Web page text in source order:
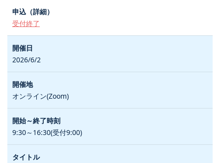
受付終了
2026/6/2
オンライン(Zoom)
9:30～16:30(受付9:00)